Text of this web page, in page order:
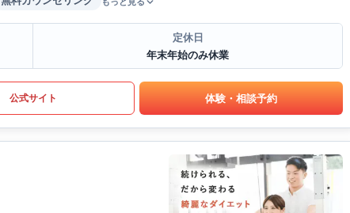
定休日
年末年始のみ休業
公式サイト 体験・相談予約